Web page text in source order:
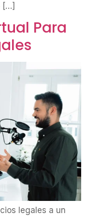
[…]
Para
legales a un